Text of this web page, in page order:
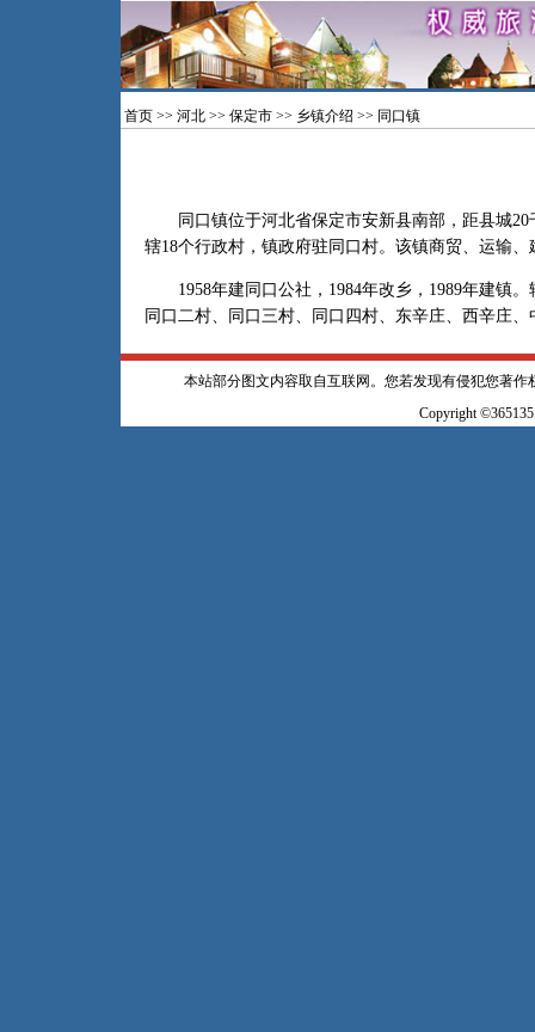
首页 >> 河北 >> 保定市 >> 乡镇介绍 >> 同口镇
同口镇位于河北省保定市安新县南部，距县城20
辖18个行政村，镇政府驻同口村。该镇商贸、运输
1958年建同口公社，1984年改乡，1989年建镇。
同口二村、同口三村、同口四村、东辛庄、西辛庄
本站部分图文内容取自互联网。您若发现有侵犯您著
Copyright